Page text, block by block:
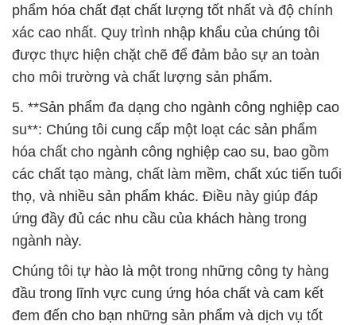
phẩm hóa chất đạt chất lượng tốt nhất và độ chính
xác cao nhất. Quy trình nhập khẩu của chúng tôi
được thực hiện chặt chẽ để đảm bảo sự an toàn
cho môi trường và chất lượng sản phẩm.
5. **Sản phẩm đa dạng cho ngành công nghiệp cao
su**: Chúng tôi cung cấp một loạt các sản phẩm
hóa chất cho ngành công nghiệp cao su, bao gồm
các chất tạo màng, chất làm mềm, chất xúc tiến tuổi
thọ, và nhiều sản phẩm khác. Điều này giúp đáp
ứng đầy đủ các nhu cầu của khách hàng trong
ngành này.
Chúng tôi tự hào là một trong những công ty hàng
đầu trong lĩnh vực cung ứng hóa chất và cam kết
đem đến cho bạn những sản phẩm và dịch vụ tốt